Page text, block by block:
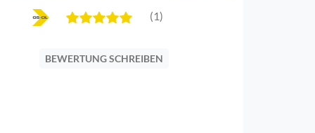
(1)
BEWERTUNG SCHREIBEN